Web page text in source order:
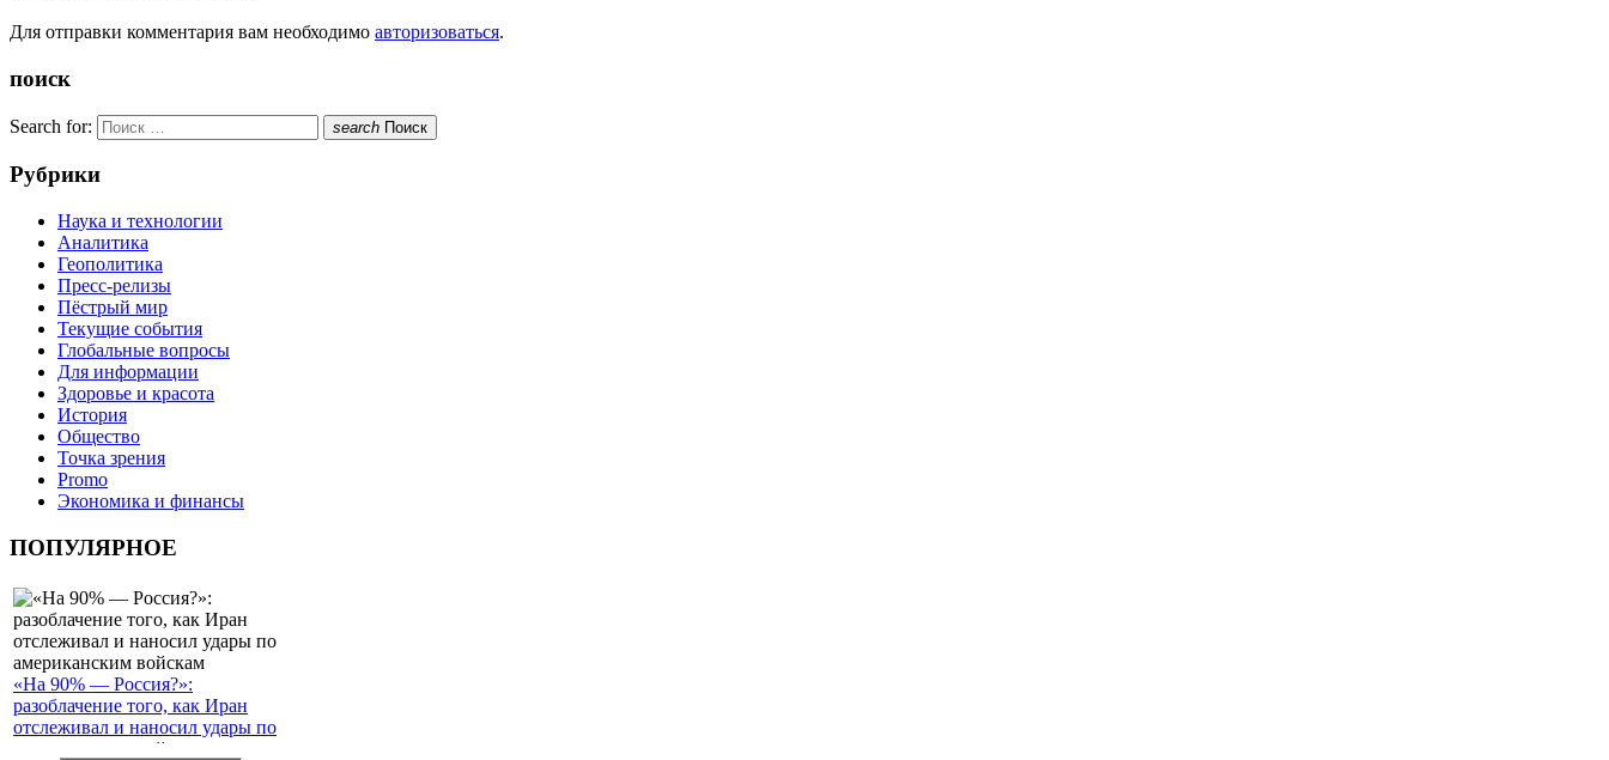
Для отправки комментария вам необходимо авторизоваться.
поиск
Search for: search Поиск
Рубрики
Наука и технологии
Аналитика
Геополитика
Пресс-релизы
Пёстрый мир
Текущие события
Глобальные вопросы
Для информации
Здоровье и красота
История
Общество
Точка зрения
Promo
Экономика и финансы
ПОПУЛЯРНОЕ
«На 90% — Россия?»:
разоблачение того, как Иран
отслеживал и наносил удары по
американским войскам